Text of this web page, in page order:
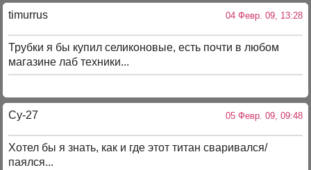
timurrus 04 Февр. 09, 13:28
Трубки я бы купил селиконовые, есть почти в любом
магазине лаб техники...
Су-27 05 Февр. 09, 09:48
Хотел бы я знать, как и где этот титан сваривался/
паялся...